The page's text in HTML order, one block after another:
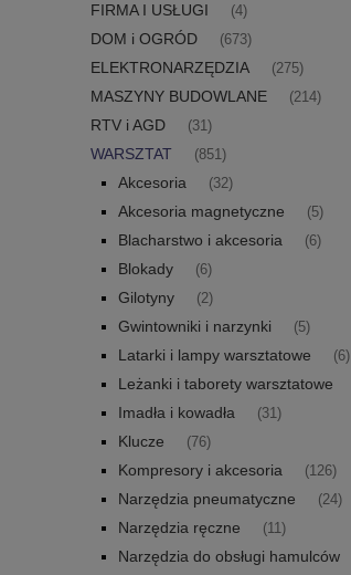
FIRMA I USŁUGI (4)
DOM i OGRÓD (673)
ELEKTRONARZĘDZIA (275)
MASZYNY BUDOWLANE (214)
RTV i AGD (31)
WARSZTAT (851)
Akcesoria (32)
Akcesoria magnetyczne (5)
Blacharstwo i akcesoria (6)
Blokady (6)
Gilotyny (2)
Gwintowniki i narzynki (5)
Latarki i lampy warsztatowe (6)
Leżanki i taborety warsztatowe
Imadła i kowadła (31)
Klucze (76)
Kompresory i akcesoria (126)
Narzędzia pneumatyczne (24)
Narzędzia ręczne (11)
Narzędzia do obsługi hamulców